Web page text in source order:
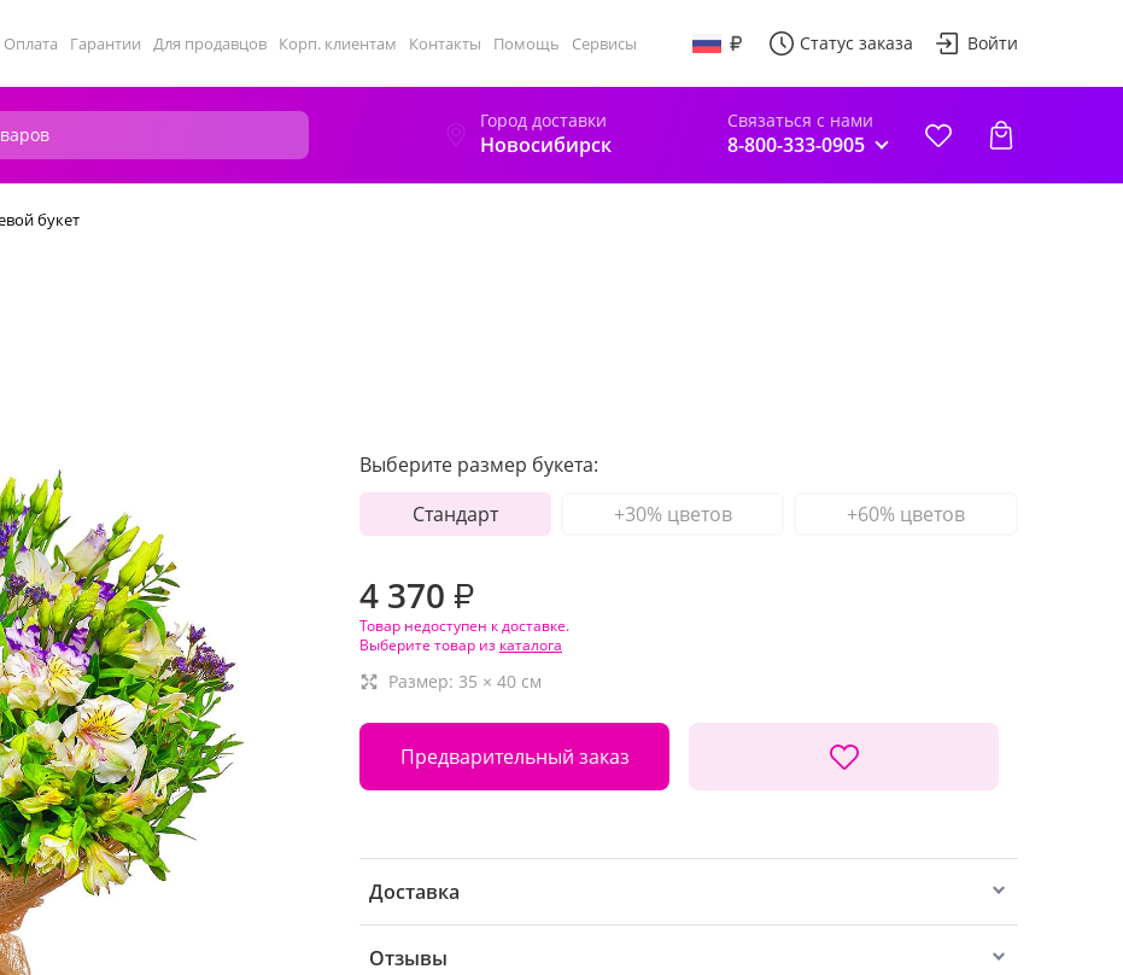
Оплата Гарантии Для продавцов Корп. клиентам Контакты Помощь Сервисы Статус заказа Войти
Город доставки
Новосибирск
Связаться с нами
8-800-333-0905
букет
Выберите размер букета:
Стандарт
+30% цветов +60% цветов
4 370 ₽
Товар недоступен к доставке.
Выберите товар из каталога
Размер: 35 × 40 см
Предварительный заказ
Доставка
Отзывы